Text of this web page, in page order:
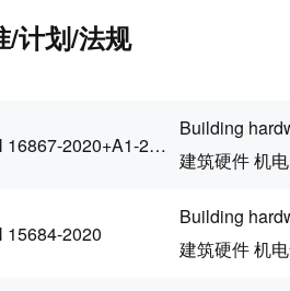
/计划/法规
BS EN 16867-2020+A1-2021
Building
建筑硬件 机
15684-2020
Building
建筑硬件 机